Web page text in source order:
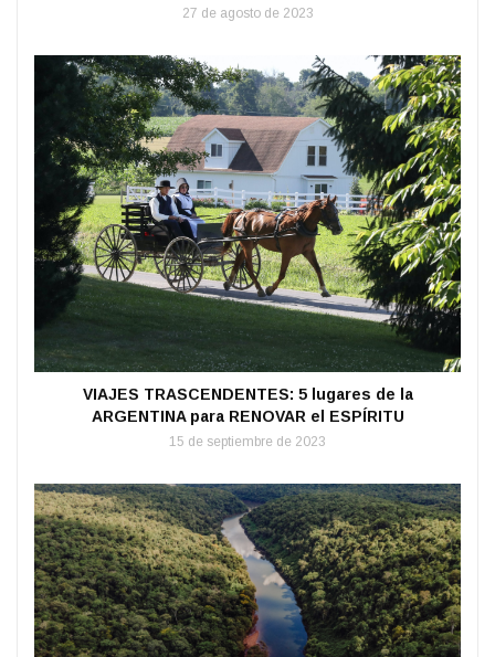
27 de agosto de 2023
VIAJES TRASCENDENTES: 5 lugares de la
ARGENTINA para RENOVAR el ESPÍRITU
15 de septiembre de 2023